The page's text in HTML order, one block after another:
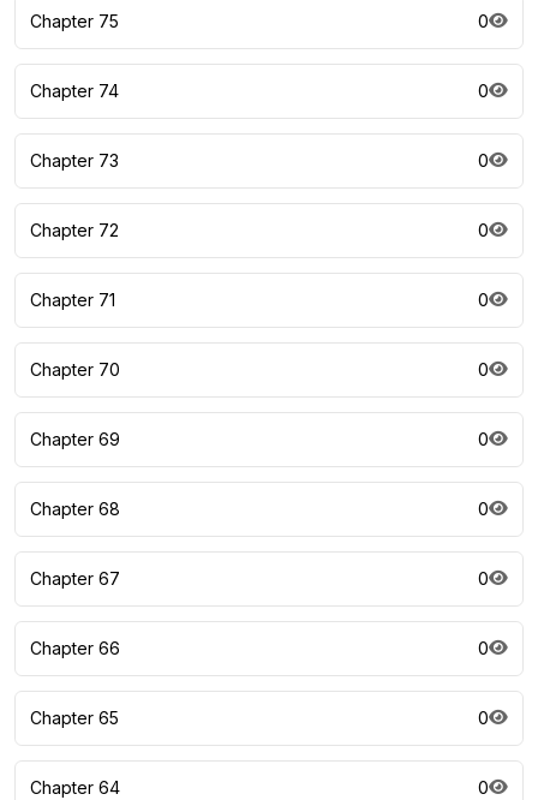
Chapter 75 0
Chapter 74 0
Chapter 73 0
Chapter 72 0
Chapter 71 0
Chapter 70 0
Chapter 69 0
Chapter 68 0
Chapter 67 0
Chapter 66 0
Chapter 65 0
Chapter 64 0